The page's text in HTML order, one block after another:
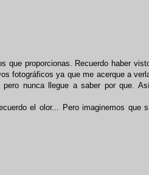
que proporcionas. Recuerdo haber
fotográficos ya que me acerque a
pero nunca llegue a saber por que.
el olor... Pero imaginemos que